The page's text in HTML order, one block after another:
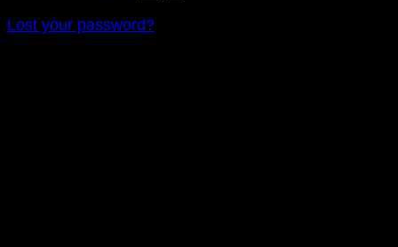
Lost your password?